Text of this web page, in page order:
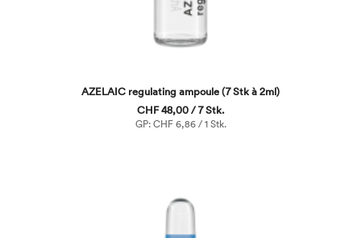
AZELAIC regulating ampoule (7 Stk à 2ml)
CHF 48,00 / 7 Stk.
GP: CHF 6,86 / 1 Stk.